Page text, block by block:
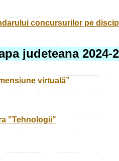
concursurilor pe
judeteana 2024-
virtuală”
"Tehnologii"